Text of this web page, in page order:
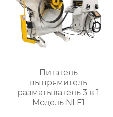
Питатель
выпрямитель
разматыватель 3 в 1
Модель NLF1